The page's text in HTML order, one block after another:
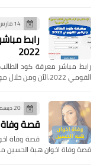
14 مارس 2022
رابط
2022
القومي 2022،الآن ومن خلال موقعكم قلب الحدث يم…
20 ديسمبر 2020
قصة
قصة وفاة
قصة وفاة اخوان هبة الحسين